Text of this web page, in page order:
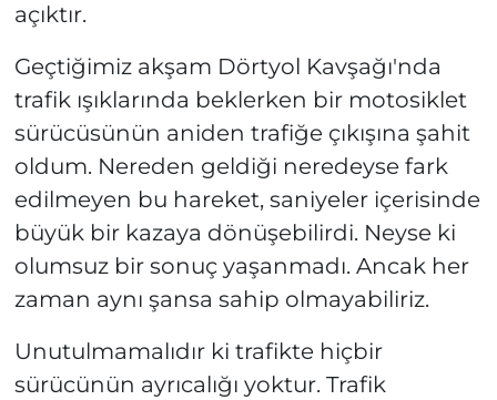
açıktır.
Geçtiğimiz akşam Dörtyol Kavşağı'nda
trafik ışıklarında beklerken bir motosiklet
sürücüsünün aniden trafiğe çıkışına şahit
oldum. Nereden geldiği neredeyse fark
edilmeyen bu hareket, saniyeler içerisinde
büyük bir kazaya dönüşebilirdi. Neyse ki
olumsuz bir sonuç yaşanmadı. Ancak her
zaman aynı şansa sahip olmayabiliriz.
Unutulmamalıdır ki trafikte hiçbir
sürücünün ayrıcalığı yoktur. Trafik